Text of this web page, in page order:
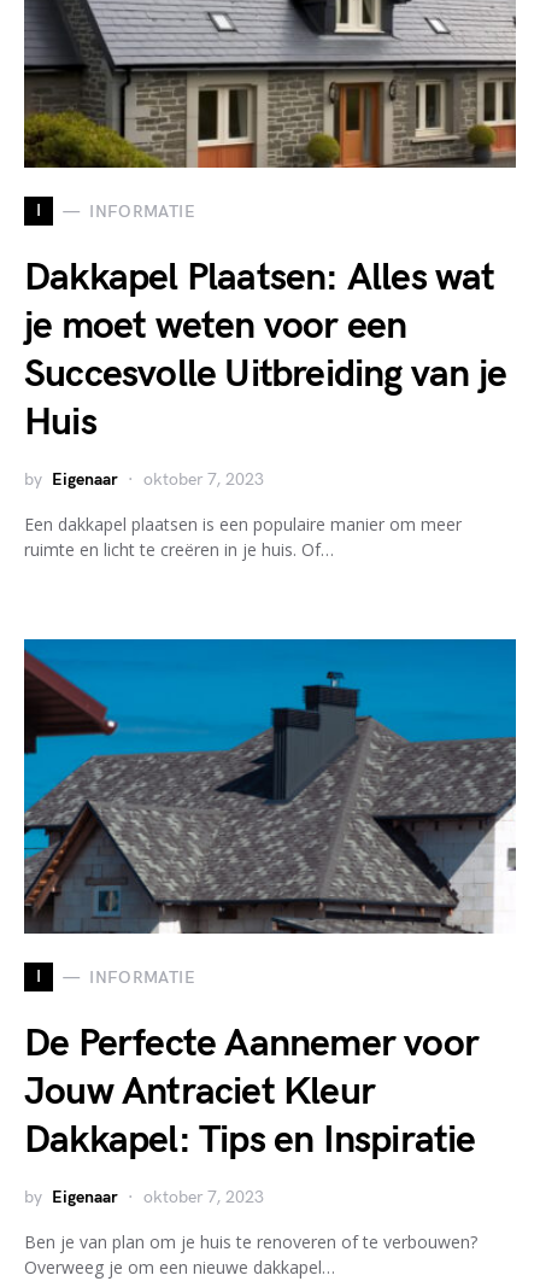
I INFORMATIE
Dakkapel Plaatsen: Alles wat
je moet weten voor een
Succesvolle Uitbreiding van je
Huis
by Eigenaar oktober 7, 2023
Een dakkapel plaatsen is een populaire manier om meer
ruimte en licht te creëren in je huis. Of…
I INFORMATIE
De Perfecte Aannemer voor
Jouw Antraciet Kleur
Dakkapel: Tips en Inspiratie
by Eigenaar oktober 7, 2023
Ben je van plan om je huis te renoveren of te verbouwen?
Overweeg je om een nieuwe dakkapel…